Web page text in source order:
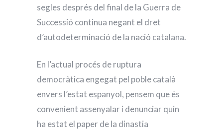
segles després del final de la Guerra de
Successió continua negant el dret
d’autodeterminació de la nació catalana.
En l’actual procés de ruptura
democràtica engegat pel poble català
envers l’estat espanyol, pensem que és
convenient assenyalar i denunciar quin
ha estat el paper de la dinastia